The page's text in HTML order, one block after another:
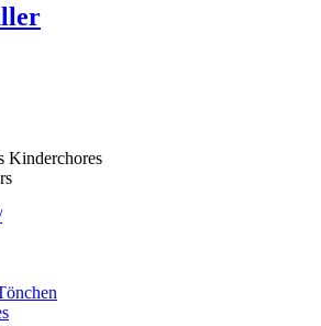
Kinderchores